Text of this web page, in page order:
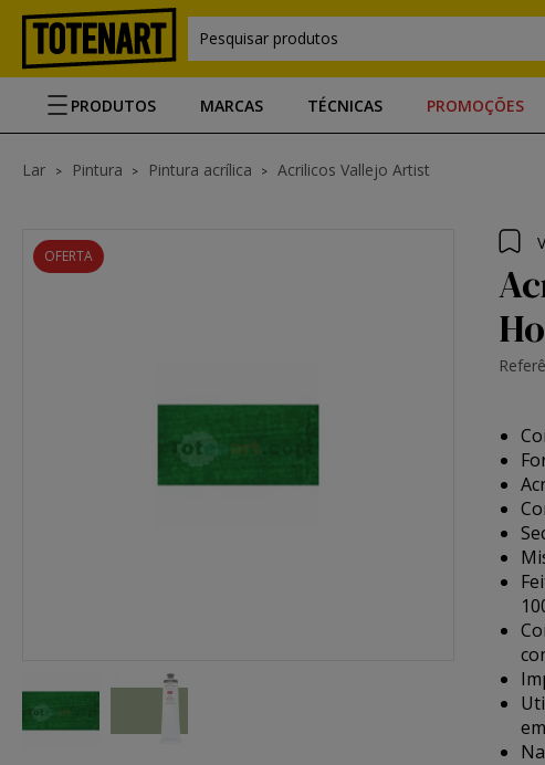
Pesquisar produtos
PRODUTOS MARCAS TÉCNICAS PROMOÇÕES
Lar Pintura Pintura acrílica Acrilicos Vallejo Artist
OFERTA